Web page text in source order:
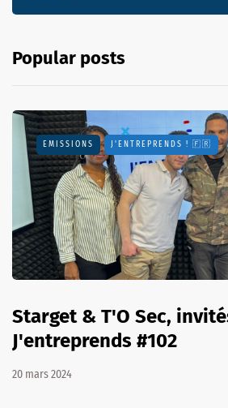
Popular posts
EMISSIONS J'ENTREPRENDS ! 🇫🇷
Starget & T'O Sec,
J'entreprends #102
20 mars 2024